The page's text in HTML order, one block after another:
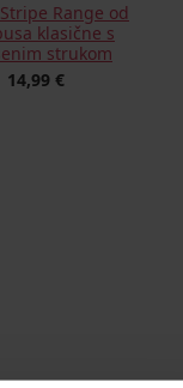
Range od
klasične s
strukom
14,99 €